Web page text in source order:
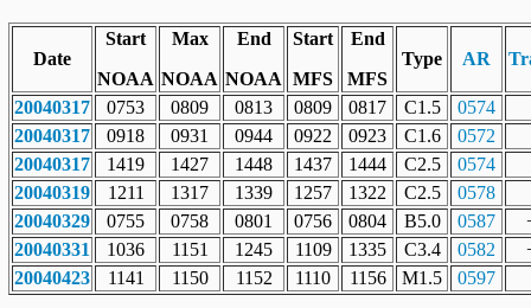
Date
Start
NOAA
Max
NOAA
End
NOAA
Start
MFS
End
MFS
Type AR
20040317 0753 0809 0813 0809 0817 C1.5
0574
20040317
0918 0931 0944 0922 0923 C1.6
0572
20040317
1419 1427 1448 1437 1444 C2.5
0574
20040319
1211 1317 1339 1257 1322 C2.5
0578
20040329
0755 0758 0801 0756 0804 B5.0 0587
20040331
1036 1151 1245 1109 1335 C3.4 0582
20040423
1141 1150 1152 1110 1156 M1.5 0597